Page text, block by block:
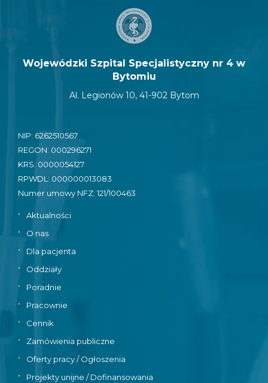
Wojewódzki Szpital Specjalistyczny nr 4 w
Bytomiu
Al. Legionów 10, 41-902 Bytom
NIP: 6262510567
REGON: 000296271
KRS: 0000054127
RPWDL: 000000013083
Numer umowy NFZ: 121/100463
•
Aktualności
•
O nas
•
Dla pacjenta
•
Oddziały
•
Poradnie
•
Pracownie
•
Cennik
•
Zamówienia publiczne
•
Oferty pracy / Ogłoszenia
•
Projekty unijne / Dofinansowania